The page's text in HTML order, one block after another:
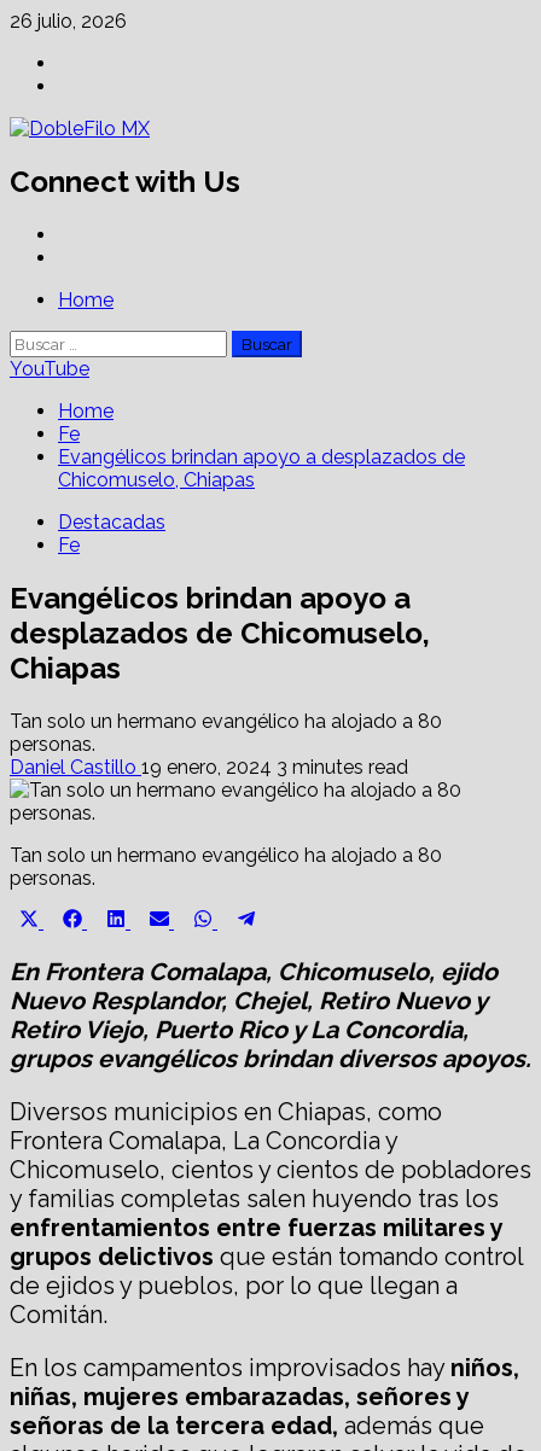
Skip
content
26 julio, 2026
Connect with Us
PrimaryHome
Buscar:
YouTube
Home
Fe
Evangélicos brindan apoyo a desplazados de
Chicomuselo, Chiapas
Destacadas
Fe
Evangélicos brindan apoyo a
desplazados de Chicomuselo,
Chiapas
Tan solo un hermano evangélico ha alojado a 80
personas.
Daniel Castillo 19 enero, 2024 3 minutes read
Tan solo un hermano evangélico ha alojado a 80
personas.
Share
Share
Facebook
Share
LinkedIn
Share
Email
Share
WhatsApp
En Frontera Comalapa, Chicomuselo, ejido
Nuevo Resplandor, Chejel, Retiro Nuevo y
Retiro Viejo, Puerto Rico y La Concordia,
grupos evangélicos brindan diversos apoyos.
Diversos municipios en Chiapas, como
Frontera Comalapa, La Concordia y
Chicomuselo, cientos y cientos de pobladores
y familias completas salen huyendo tras los
enfrentamientos entre fuerzas militares y
grupos delictivos que están tomando control
de ejidos y pueblos, por lo que llegan a
Comitán.
En los campamentos improvisados hay niños,
niñas, mujeres embarazadas, señores y
señoras de la tercera edad, además que